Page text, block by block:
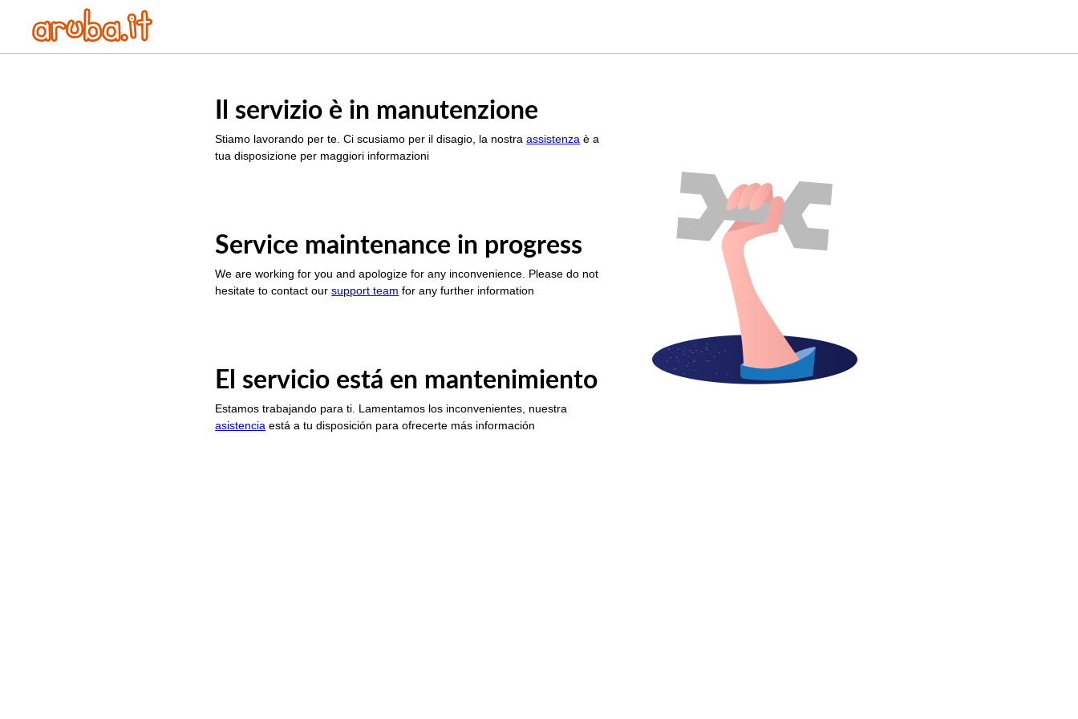
Il servizio è in manutenzione
Stiamo lavorando per te. Ci scusiamo per il disagio, la nostraassistenza è a
tua disposizione per maggiori informazioni
Service maintenance in progress
We are working for you and apologize for any inconvenience. Please do not
hesitate to contact oursupport team for any further information
El servicio está en mantenimiento
Estamos trabajando para ti. Lamentamos los inconvenientes, nuestra
asistencia está a tu disposición para ofrecerte más información